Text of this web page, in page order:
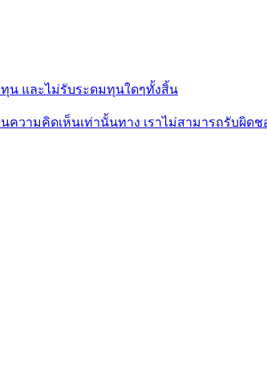
น และไม่รับระดมทุนใดๆทั้งสิ้น
ความคิดเห็นเท่านั้นทาง เราไม่สามารถรับผิ